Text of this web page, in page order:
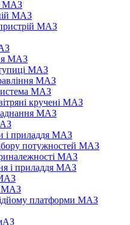
МАЗ
МАЗ
МАЗ
МАЗ
МАЗ
МАЗ
МАЗ
кручені МАЗ
МАЗ
і приладдя МАЗ
потужностей МАЗ
МАЗ
і приладдя МАЗ
МАЗ
платформи МАЗ